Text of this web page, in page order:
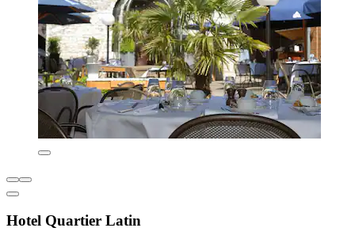
Hotel Quartier Latin